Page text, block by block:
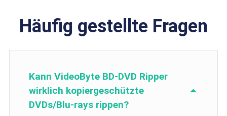
Häufig gestellte Fragen
Kann VideoByte BD-DVD Ripper
wirklich kopiergeschützte
DVDs/Blu-rays rippen?